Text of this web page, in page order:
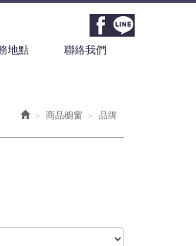
地點 聯絡我們
商品櫥窗 品牌